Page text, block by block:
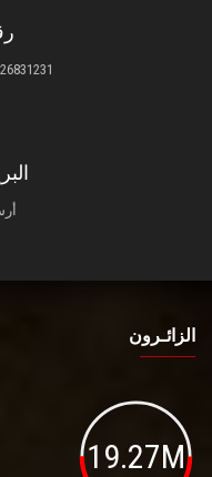
26831231 - 26831417 - 26831474
الزائـرون
19.27M